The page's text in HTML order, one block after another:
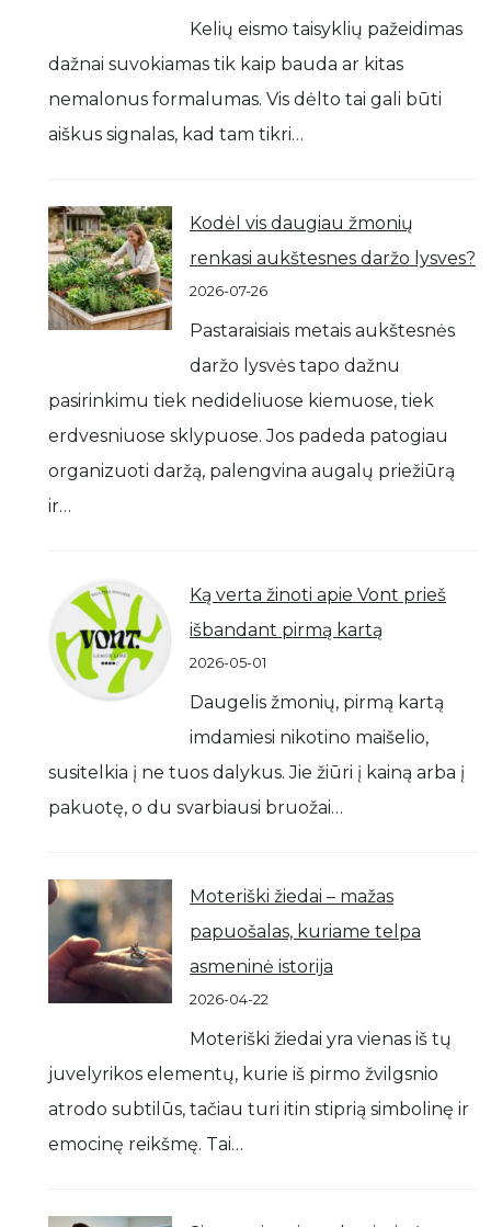
Kelių eismo taisyklių pažeidimas
dažnai suvokiamas tik kaip bauda ar kitas
nemalonus formalumas. Vis dėlto tai gali būti
aiškus signalas, kad tam tikri…
Kodėl vis daugiau žmonių
renkasi aukštesnes daržo lysves?
2026-07-26
Pastaraisiais metais aukštesnės
daržo lysvės tapo dažnu
pasirinkimu tiek nedideliuose kiemuose, tiek
erdvesniuose sklypuose. Jos padeda patogiau
organizuoti daržą, palengvina augalų priežiūrą
ir…
Ką verta žinoti apie Vont prieš
išbandant pirmą kartą
2026-05-01
Daugelis žmonių, pirmą kartą
imdamiesi nikotino maišelio,
susitelkia į ne tuos dalykus. Jie žiūri į kainą arba į
pakuotę, o du svarbiausi bruožai…
Moteriški žiedai – mažas
papuošalas, kuriame telpa
asmeninė istorija
2026-04-22
Moteriški žiedai yra vienas iš tų
juvelyrikos elementų, kurie iš pirmo žvilgsnio
atrodo subtilūs, tačiau turi itin stiprią simbolinę ir
emocinę reikšmę. Tai…